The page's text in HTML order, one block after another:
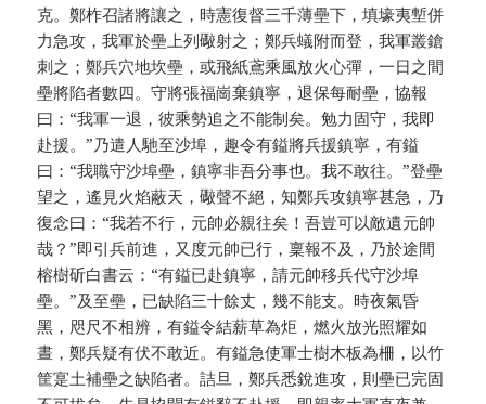
克。鄭柞召諸將讓之，時憲復督三千薄壘下，填壕夷塹併
力急攻，我軍於壘上列礮射之；鄭兵蟻附而登，我軍叢鎗
刺之；鄭兵穴地坎壘，或飛紙鳶乘風放火心彈，一日之間
壘將陷者數四。守將張福崗棄鎮寧，退保每耐壘，協報
曰：“我軍一退，彼乘勢追之不能制矣。勉力固守，我即
赴援。”乃遣人馳至沙埠，趣令有鎰將兵援鎮寧，有鎰
曰：“我職守沙埠壘，鎮寧非吾分事也。我不敢往。”登壘
望之，遙見火焰蔽天，礮聲不絕，知鄭兵攻鎮寧甚急，乃
復念曰：“我若不行，元帥必親往矣！吾豈可以敵遺元帥
哉？”即引兵前進，又度元帥已行，稟報不及，乃於途間
榕樹斫白書云：“有鎰已赴鎮寧，請元帥移兵代守沙埠
壘。”及至壘，已缺陷三十餘丈，幾不能支。時夜氣昏
黑，咫尺不相辨，有鎰令結薪草為炬，燃火放光照耀如
晝，鄭兵疑有伏不敢近。有鎰急使軍士樹木板為柵，以竹
筐寔土補壘之缺陷者。詰旦，鄭兵悉銳進攻，則壘已完固